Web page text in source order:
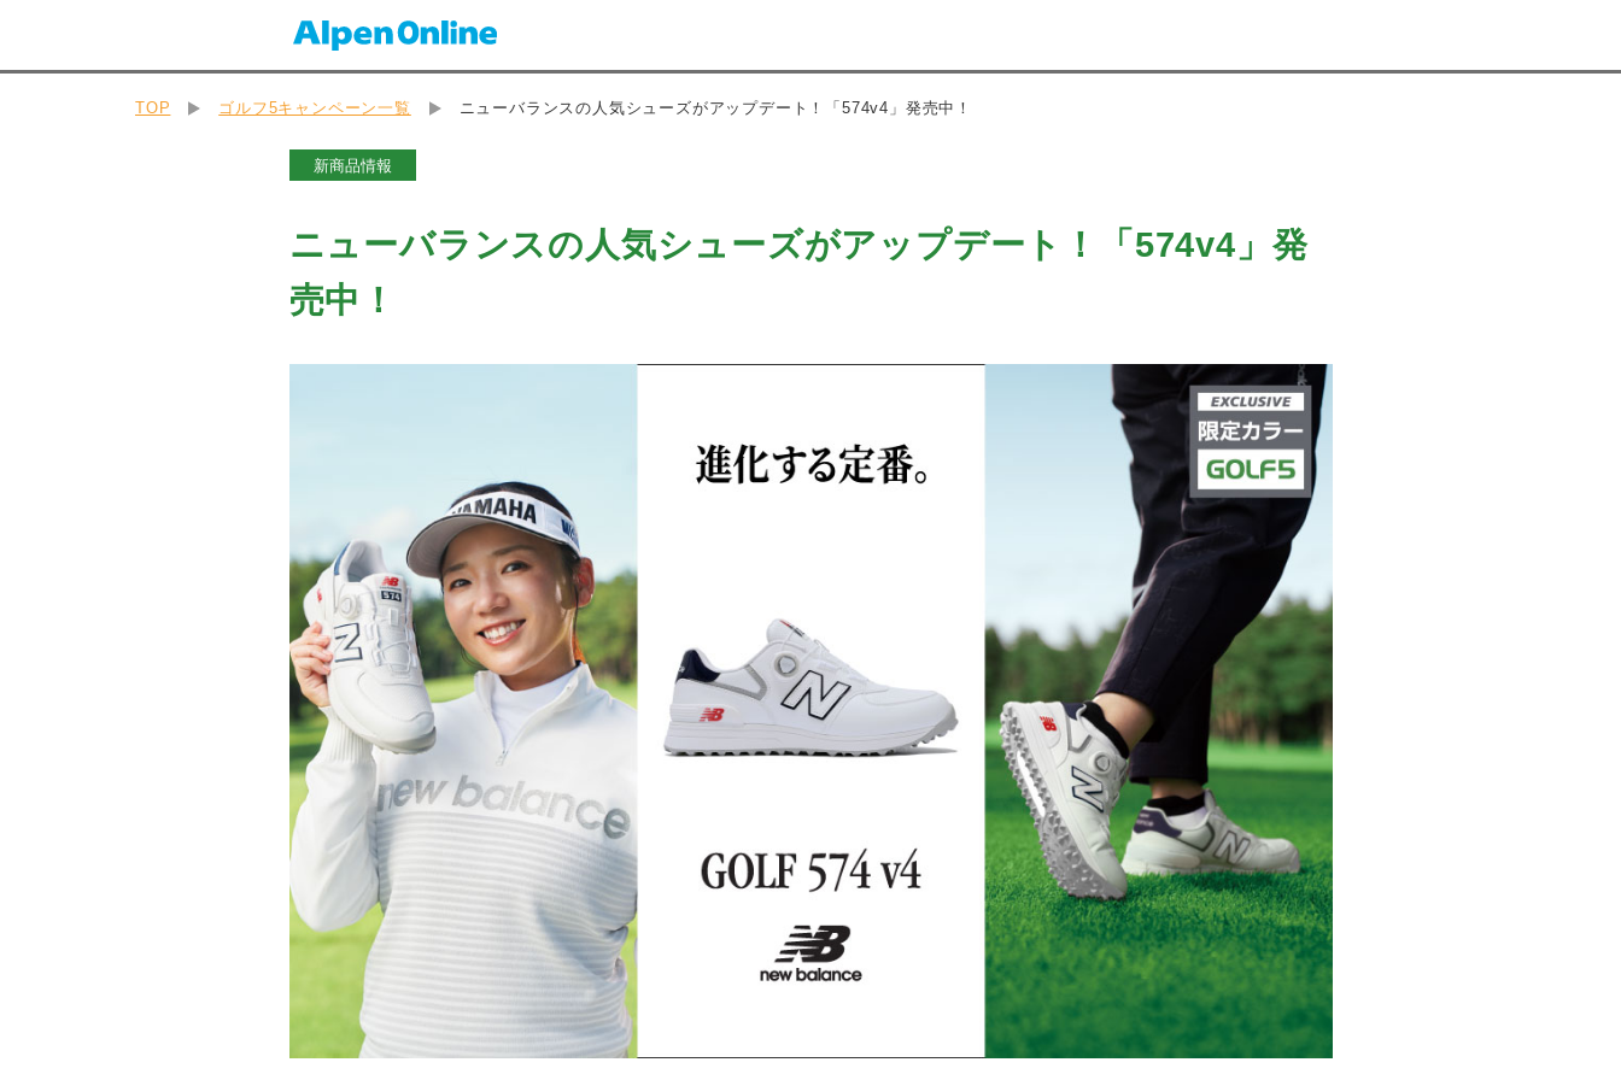
TOP ゴルフ5キャンペーン一覧 ニューバランスの人気シューズがアップデート！「574v4」発売中！
新商品情報
ニューバランスの人気シューズがアップデート！「574v4」発
売中！